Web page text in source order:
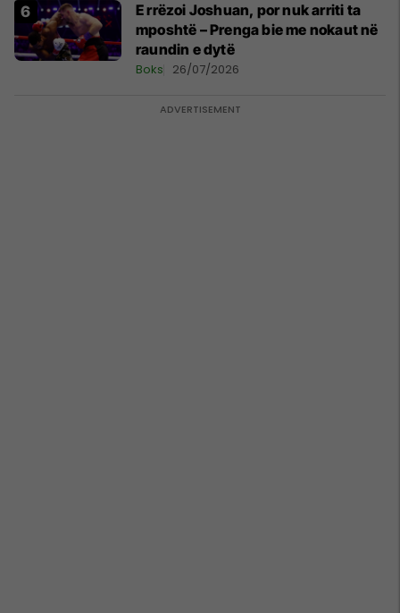
E rrëzoi Joshuan, por nuk arriti ta
mposhtë – Prenga bie me nokaut në
raundin e dytë
Boks 26/07/2026